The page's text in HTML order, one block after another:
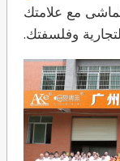
مع علامتك
وفلسفتك.